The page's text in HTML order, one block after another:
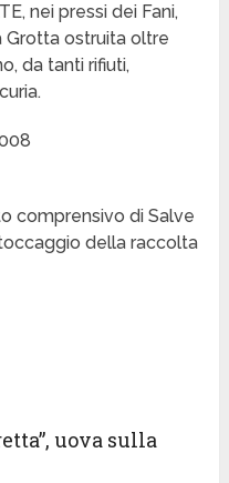
nei pressi dei Fani,
Grotta ostruita oltre
da tanti rifiuti,
comprensivo di Salve
della raccolta
uova sulla